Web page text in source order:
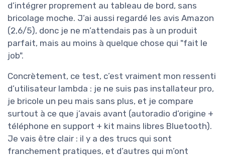
d’intégrer proprement au tableau de bord, sans
bricolage moche. J’ai aussi regardé les avis Amazon
(2,6/5), donc je ne m’attendais pas à un produit
parfait, mais au moins à quelque chose qui "fait le
job".
Concrètement, ce test, c’est vraiment mon ressenti
d’utilisateur lambda : je ne suis pas installateur pro,
je bricole un peu mais sans plus, et je compare
surtout à ce que j’avais avant (autoradio d’origine +
téléphone en support + kit mains libres Bluetooth).
Je vais être clair : il y a des trucs qui sont
franchement pratiques, et d’autres qui m’ont